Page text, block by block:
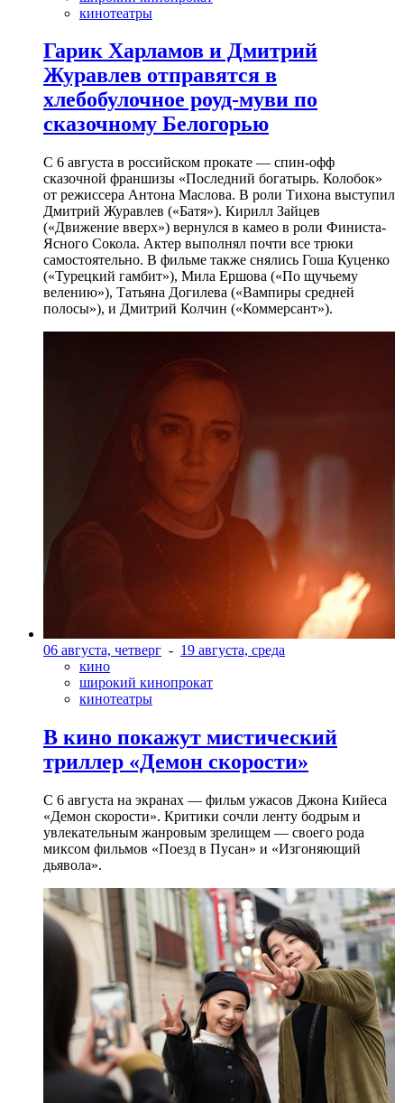
кинотеатры
Гарик Харламов и Дмитрий
Журавлев отправятся в
хлебобулочное роуд-муви по
сказочному Белогорью
С 6 августа в российском прокате — спин-офф
сказочной франшизы «Последний богатырь. Колобок»
от режиссера Антона Маслова. В роли Тихона выступил
Дмитрий Журавлев («Батя»). Кирилл Зайцев
(«Движение вверх») вернулся в камео в роли Финиста-
Ясного Сокола. Актер выполнял почти все трюки
самостоятельно. В фильме также снялись Гоша Куценко
(«Турецкий гамбит»), Мила Ершова («По щучьему
велению»), Татьяна Догилева («Вампиры средней
полосы»), и Дмитрий Колчин («Коммерсант»).
06 августа, четверг - 19 августа, среда
кино
широкий кинопрокат
кинотеатры
В кино покажут мистический
триллер «Демон скорости»
С 6 августа на экранах — фильм ужасов Джона Кийеса
«Демон скорости». Критики сочли ленту бодрым и
увлекательным жанровым зрелищeм — своего рода
миксом фильмов «Поезд в Пусан» и «Изгоняющий
дьявола».